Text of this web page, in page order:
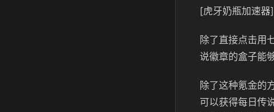
[虎牙奶瓶加速器]
除了直接点击用
说徽章的盒子能
除了这种氪金的
可以获得每日传